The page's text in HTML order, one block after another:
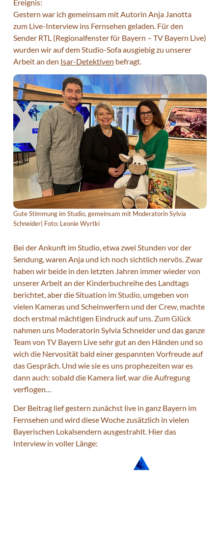
Ereignis:
Gestern war ich gemeinsam mit Autorin Anja Janotta
zum Live-Interview ins Fernsehen geladen. Für den
Sender RTL (Regionalfenster für Bayern – TV Bayern Live)
wurden wir auf dem Studio-Sofa ausgiebig zu unserer
Arbeit an den Isar-Detektiven befragt.
Gute Stimmung im Studio, gemeinsam mit Moderatorin Sylvia
Schneider| Foto: Leonie Wyrtki
Bei der Ankunft im Studio, etwa zwei Stunden vor der
Sendung, waren Anja und ich noch sichtlich nervös. Zwar
haben wir beide in den letzten Jahren immer wieder von
unserer Arbeit an der Kinderbuchreihe des Landtags
berichtet, aber die Situation im Studio, umgeben von
vielen Kameras und Scheinwerfern und der Crew, machte
doch erstmal mächtigen Eindruck auf uns. Zum Glück
nahmen uns Moderatorin Sylvia Schneider und das ganze
Team von TV Bayern Live sehr gut an den Händen und so
wich die Nervosität bald einer gespannten Vorfreude auf
das Gespräch. Und wie sie es uns prophezeiten war es
dann auch: sobald die Kamera lief, war die Aufregung
verflogen…
Der Beitrag lief gestern zunächst live in ganz Bayern im
Fernsehen und wird diese Woche zusätzlich in vielen
Bayerischen Lokalsendern ausgestrahlt. Hier das
Interview in voller Länge: